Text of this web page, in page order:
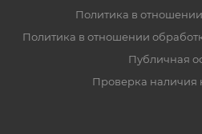
Политика в
Политика в отношении
Публичная
Проверка наличия